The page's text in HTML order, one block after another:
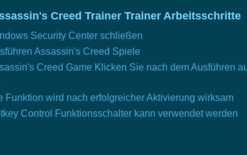
Creed Trainer Trainer Arbeitsschritte
Security Center schließen
Assassin's Creed Spiele
Creed Game Klicken Sie nach dem Ausführen
Funktion wird nach erfolgreicher Aktivierung wirksam
Control Funktionsschalter kann verwendet werden